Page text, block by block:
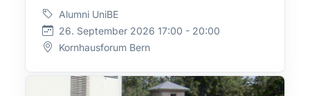
Alumni UniBE
26. September 2026 17:00 - 20:00
Kornhausforum Bern